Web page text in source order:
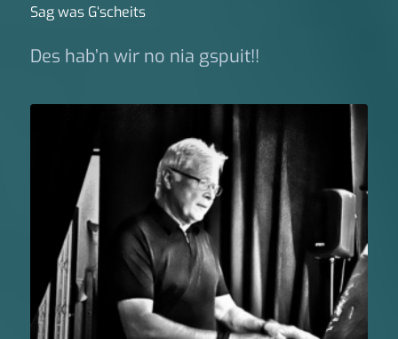
Sag was G‘scheits
Des hab’n wir no nia gspuit!!